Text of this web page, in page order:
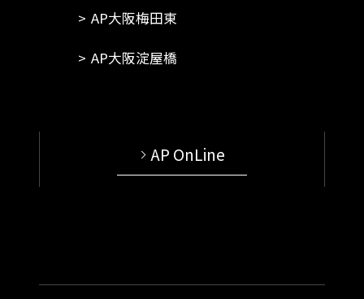
AP大阪梅田東
AP大阪淀屋橋
AP OnLine